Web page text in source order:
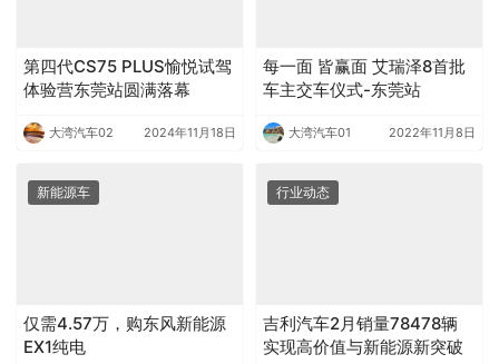
第四代CS75 PLUS愉悦试驾
体验营东莞站圆满落幕
大湾汽车02 2024年11月18日
每一面 皆赢面 艾瑞泽8首批
车主交车仪式-东莞站
大湾汽车01 2022年11月8日
新能源车
仅需4.57万，购东风新能源
EX1纯电
行业动态
吉利汽车2月销量78478辆
实现高价值与新能源新突破